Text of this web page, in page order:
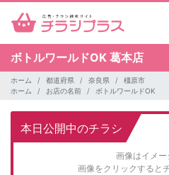
ボトルワールドOK 葛本店
ホーム 都道府県 奈良県
橿原市
ホーム
お店の名前 ボトルワールドOK
本日公開中のチラシ
画像はイメー
画像をクリックすると